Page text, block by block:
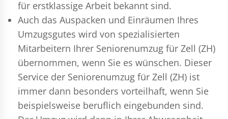
für erstklassige Arbeit bekannt sind.
Auch das Auspacken und Einräumen Ihres
Umzugsgutes wird von spezialisierten
Mitarbeitern Ihrer Seniorenumzug für Zell (ZH)
übernommen, wenn Sie es wünschen. Dieser
Service der Seniorenumzug für Zell (ZH) ist
immer dann besonders vorteilhaft, wenn Sie
beispielsweise beruflich eingebunden sind.